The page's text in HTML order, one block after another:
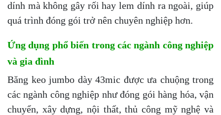
dính mà không gây rối hay lem dính ra ngoài, giúp
quá trình đóng gói trở nên chuyên nghiệp hơn.
Ứng dụng phổ biến trong các ngành công nghiệp
và gia đình
Băng keo jumbo dày 43mic được ưa chuộng trong
các ngành công nghiệp như đóng gói hàng hóa, vận
chuyển, xây dựng, nội thất, thủ công mỹ nghệ và